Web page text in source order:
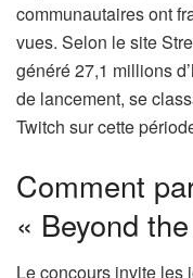
communautaires ont
vues. Selon le site
généré 27,1 millions
de lancement, se
Twitch sur cette
Comment
« Beyond
Le concours invite les